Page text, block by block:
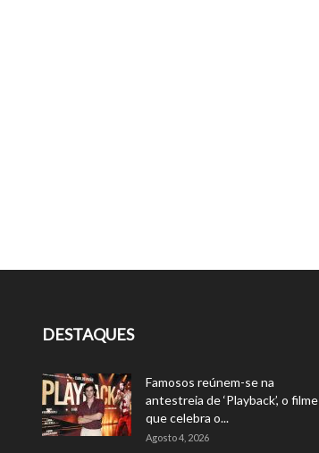
DESTAQUES
Famosos reúnem-se na
antestreia de ‘Playback’, o filme
que celebra o...
Agosto 4, 2026